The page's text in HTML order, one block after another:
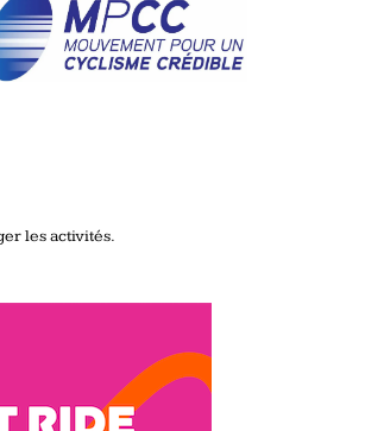
les activités.